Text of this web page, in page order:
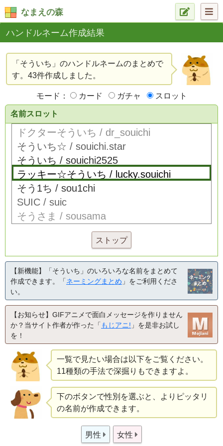
なまえの森
ハンドルネーム作成結果
「そういち」のハンドルネームのまとめで
す。43件作成しました。
モード： カード ガチャ スロット
名前スロット
ストップ
【新機能】「そういち」のいろいろな名前をまとめて
作成できます。「ネーミングまとめ 」をご利用くださ
い。
【お知らせ】GIFアニメで面白メッセージを作りません
か？当サイト作者が作った「もじアニ! 」を是非お試し
を！
一覧で見たい場合は以下をご覧ください。
11種類の手法で深掘りもできますよ。
下のボタンで性別を選ぶと、よりピッタリ
の名前が作成できます。
男性 女性